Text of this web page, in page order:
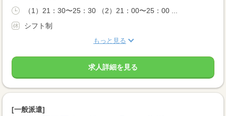
（1）21：30〜25：30 （2）21：00〜25：00 ...
シフト制
もっと見る
求人詳細を見る
[一般派遣]